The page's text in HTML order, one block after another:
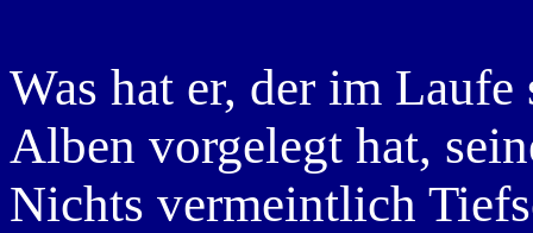
Was hat er, der im
Alben vorgelegt hat,
Nichts vermeintlich